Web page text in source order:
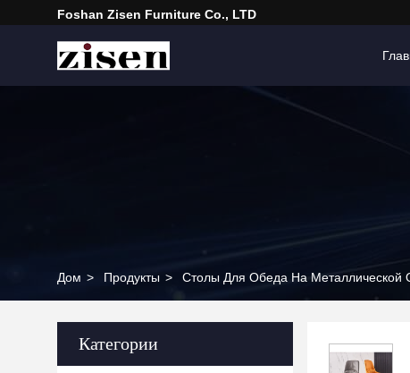
Foshan Zisen Furniture Co., LTD
Дом > Продукты > Столы Для Обеда На Металлической
Категории